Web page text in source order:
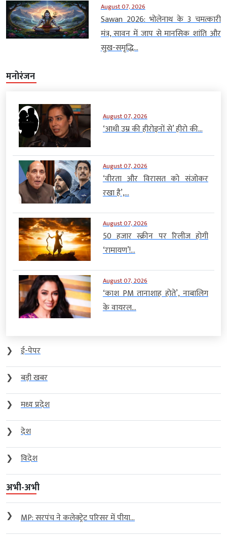
August 07, 2026
Sawan 2026: भोलेनाथ के 3 चमत्कारी
मंत्र, सावन में जाप से मानसिक शांति और
सुख-समृद्धि...
मनोरंजन
August 07, 2026
‘आधी उम्र की हीरोइनों से’ हीरो की...
August 07, 2026
‘वीरता और विरासत को संजोकर
रखा है’,...
August 07, 2026
50 हजार स्क्रीन पर रिलीज होगी
‘रामायण’!...
August 07, 2026
‘काश PM तानाशाह होते’, नाबालिग
के वायरल...
❯
ई-पेपर
❯
बड़ी खबर
❯
मध्य प्रदेश
❯
देश
❯
विदेश
अभी-अभी
❯ MP: सरपंच ने कलेक्ट्रेट परिसर में पीया...